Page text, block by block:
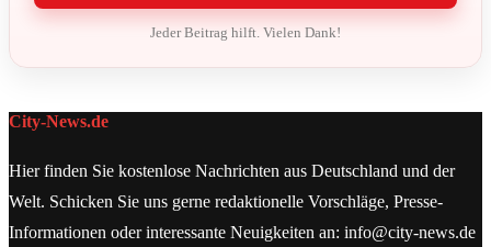
Jeder Beitrag hilft. Vielen Dank!
City-News.de
Hier finden Sie kostenlose Nachrichten aus Deutschland und der
Welt. Schicken Sie uns gerne redaktionelle Vorschläge, Presse-
Informationen oder interessante Neuigkeiten an: info@city-news.de